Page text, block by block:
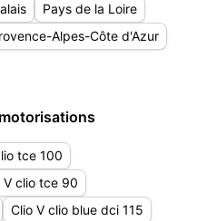
Pays de la Loire
Alpes-Côte d'Azur
tce 100
V clio tce 90
Clio V clio blue dci 115